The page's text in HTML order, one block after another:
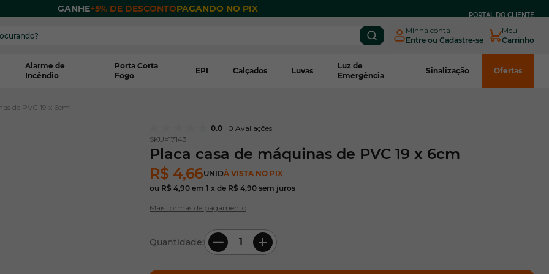
GANHE+5% DE DESCONTOPAGANDO NO PIX
PORTAL DO CLIENTE
Minha conta
Entre ou Cadastre-se
Meu
Carrinho
Alarme de
Incêndio
Porta Corta
Fogo
EPI Calçados Luvas
Luz de
Emergência
Sinalização Ofertas
de PVC 19 x 6cm
0.0 | 0 Avaliações
SKU=17143
Placa casa de máquinas de PVC 19 x 6cm
R$ 4,66UNIDÀ VISTA NO PIX
ou R$ 4,90 em 1 x de R$ 4,90 sem juros
Mais formas de pagamento
Quantidade: